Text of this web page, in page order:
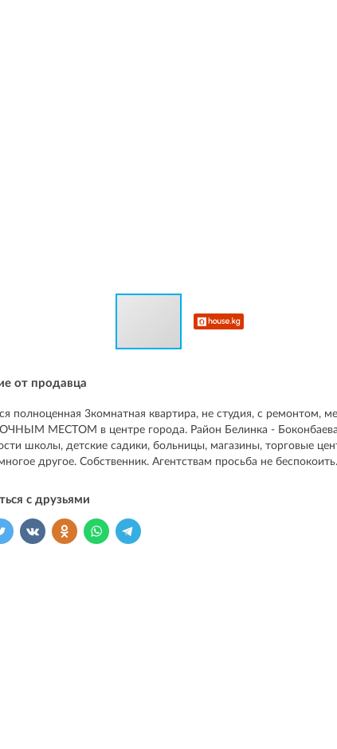
от продавца
полноценная 3комнатная квартира, не студия, с ремонтом,
МЕСТОМ в центре города. Район Белинка -
школы, детские садики, больницы, магазины, торговые
другое. Собственник. Агентствам просьба не беспокоить.
с друзьями